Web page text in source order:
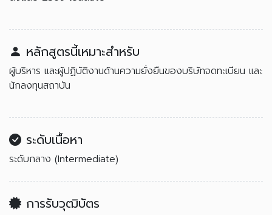
หลักสูตรนี้เหมาะสำหรับ
ผู้บริหาร และผู้ปฏิบัติงานด้านความยั่งยืนของบริษัทจดทะเบียน และ
นักลงทุนสถาบัน
ระดับเนื้อหา
ระดับกลาง (Intermediate)
การรับวุฒิบัตร